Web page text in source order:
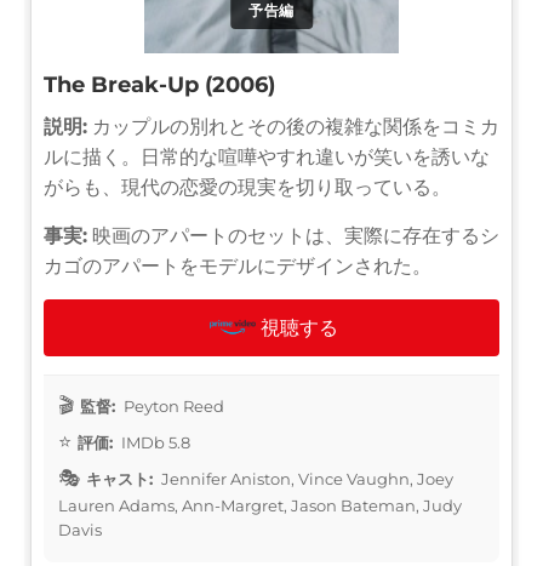
予告編
The Break-Up (2006)
説明: カップルの別れとその後の複雑な関係をコミカ
ルに描く。日常的な喧嘩やすれ違いが笑いを誘いな
がらも、現代の恋愛の現実を切り取っている。
事実: 映画のアパートのセットは、実際に存在するシ
カゴのアパートをモデルにデザインされた。
視聴する
監督: Peyton Reed
評価: IMDb 5.8
キャスト: Jennifer Aniston, Vince Vaughn, Joey
Lauren Adams, Ann-Margret, Jason Bateman, Judy
Davis